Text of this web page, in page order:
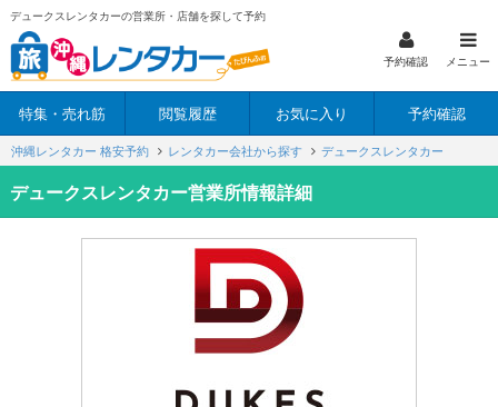
デュークスレンタカーの営業所・店舗を探して予約
予約確認 メニュー
特集・売れ筋 閲覧履歴 お気に入り 予約確認
沖縄レンタカー 格安予約 レンタカー会社から探す デュークスレンタカー
デュークスレンタカー営業所情報詳細